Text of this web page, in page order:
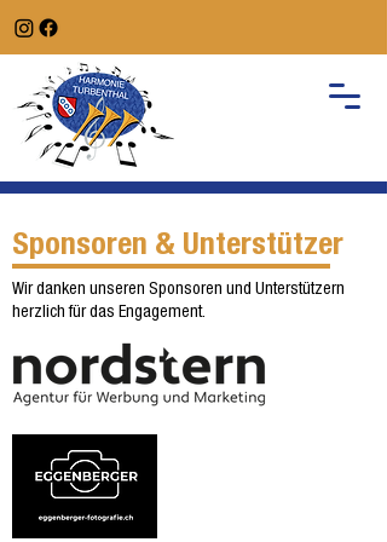
Sponsoren & Unterstützer
Wir danken unseren Sponsoren und Unterstützern
herzlich für das Engagement.